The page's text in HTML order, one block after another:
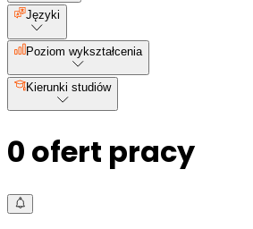
Języki
Poziom wykształcenia
Kierunki studiów
0 ofert pracy